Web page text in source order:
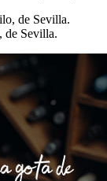
de Sevilla.